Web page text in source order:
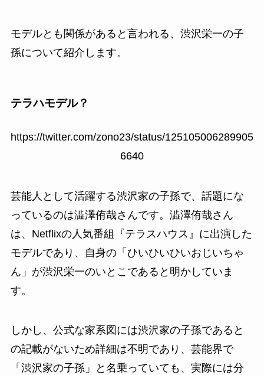
モデルとも関係があると言われる、渋沢栄一の子
孫について紹介します。
テラハモデル？
https://twitter.com/zono23/status/125105006289905
6640
芸能人として活躍する渋沢家の子孫で、話題にな
っているのは澁澤侑哉さんです。澁澤侑哉さん
は、Netflixの人気番組『テラスハウス』に出演した
モデルであり、自身の「ひいひいひいおじいちゃ
ん」が渋沢栄一のいとこであると明かしていま
す。
しかし、公式な家系図には渋沢家の子孫であると
の記載がないため詳細は不明であり、芸能界で
「渋沢家の子孫」と名乗っていても、実際には分